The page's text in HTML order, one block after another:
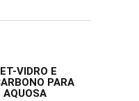
VIDRO E
PARA
AQUOSA